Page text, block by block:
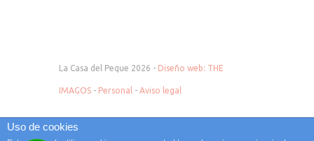
La Casa del Peque 2026 - Diseño web: THE
IMAGOS - Personal - Aviso legal
Uso de cookies